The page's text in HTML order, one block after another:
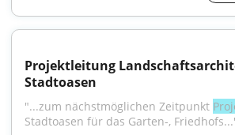
Projektleitung
Stadtoasen
"...zum nächstmöglichen Zeitpunkt
Stadtoasen für das Garten-,